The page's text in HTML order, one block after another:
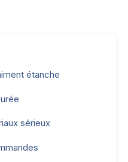
étanche
sérieux